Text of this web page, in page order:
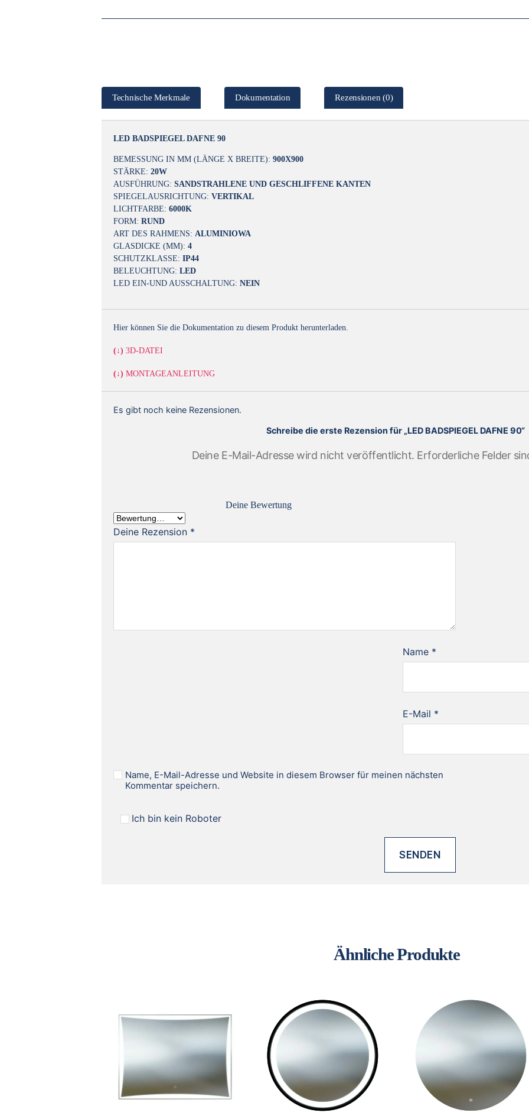
Technische Merkmale Dokumentation Rezensionen (0)
LED BADSPIEGEL DAFNE 90
BEMESSUNG IN MM (LÄNGE X BREITE): 900X900
STÄRKE: 20W
AUSFÜHRUNG: SANDSTRAHLENE UND GESCHLIFFENE KANTEN
SPIEGELAUSRICHTUNG: VERTIKAL
LICHTFARBE: 6000K
FORM: RUND
ART DES RAHMENS: ALUMINIOWA
GLASDICKE (MM): 4
SCHUTZKLASSE: IP44
BELEUCHTUNG: LED
LED EIN-UND AUSSCHALTUNG: NEIN
Hier können Sie die Dokumentation zu diesem Produkt herunterladen.
(↓) 3D-DATEI
(↓) MONTAGEANLEITUNG
Es gibt noch keine Rezensionen.
Schreibe die erste Rezension für „LED BADSPIEGEL DAFNE 90“
Deine E-Mail-Adresse wird nicht veröffentlicht. Erforderliche Felder
Deine Bewertung
Deine Rezension *
Name *
E-Mail *
Name, E-Mail-Adresse und Website in diesem Browser für meinen nächsten
Kommentar speichern.
Ich bin kein Roboter
Ähnliche Produkte